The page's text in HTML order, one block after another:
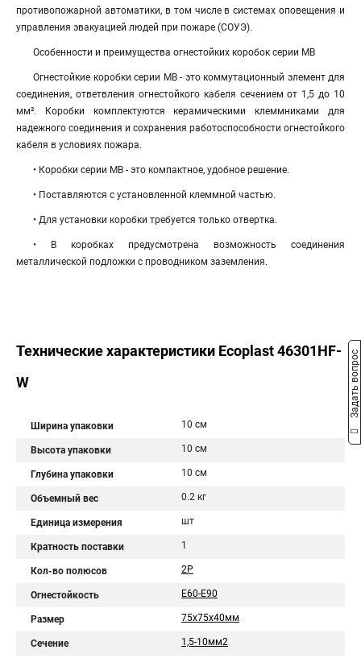
противопожарной автоматики, в том числе в системах оповещения и
управления эвакуацией людей при пожаре (СОУЭ).
Особенности и преимущества огнестойких коробок серии МВ
Огнестойкие коробки серии МВ - это коммутационный элемент для
соединения, ответвления огнестойкого кабеля сечением от 1,5 до 10
мм². Коробки комплектуются керамическими клеммниками для
надежного соединения и сохранения работоспособности огнестойкого
кабеля в условиях пожара.
• Коробки серии МВ - это компактное, удобное решение.
• Поставляются с установленной клеммной частью.
• Для установки коробки требуется только отвертка.
• В коробках предусмотрена возможность соединения
металлической подложки с проводником заземления.
Технические характеристики Ecoplast 46301HF-
W
Ширина упаковки 10 см
Высота упаковки 10 см
Глубина упаковки 10 см
Объемный вес 0.2 кг
Единица измерения шт
Кратность поставки 1
Кол-во полюсов 2P
Огнестойкость E60-E90
Размер 75х75х40мм
Сечение 1,5-10мм2
Задать вопрос